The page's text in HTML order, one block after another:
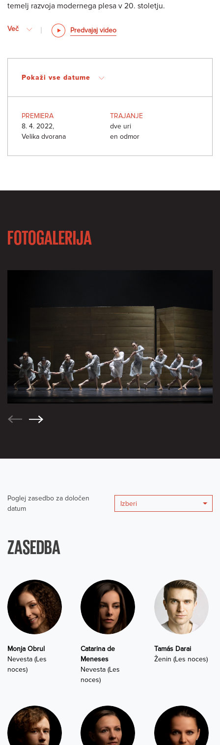
temelj razvoja modernega plesa v 20. stoletju.
Več Predvajaj video
Pokaži vse datume
PREMIERA
8. 4. 2022,
Velika dvorana
TRAJANJE
dve uri
en odmor
FOTOGALERIJA
Poglej zasedbo za določen
datum
Izberi
ZASEDBA
Monja Obrul
Nevesta (Les
noces)
Catarina de
Meneses
Nevesta (Les
noces)
Tamás Darai
Ženin (Les noces)